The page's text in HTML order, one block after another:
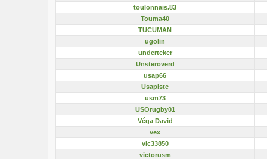
toulonnais.83
Touma40
TUCUMAN
ugolin
underteker
Unsteroverd
usap66
Usapiste
usm73
USOrugby01
Véga David
vex
vic33850
victorusm